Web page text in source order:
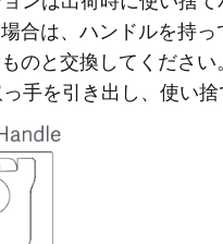
合は、ハンドルを持
のと交換してください
手を引き出し、使い